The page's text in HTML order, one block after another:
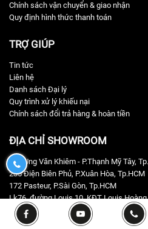
Chính sách vận chuyển & giao nhận
Quy định hình thức thanh toán
TRỢ GIÚP
Tin tức
Liên hệ
Danh sách Đại lý
Quy trình xử lý khiếu nại
Chính sách đổi trả hàng & hoàn tiền
ĐỊA CHỈ SHOWROOM
170 Ung Văn Khiêm - P.Thạnh Mỹ Tây,
235 Điện Biên Phủ, P.Xuân Hòa, Tp.HCM
172 Pasteur, P.Sài Gòn, Tp.HCM
Lk76, đường Louis 10, KĐT Louis
Hoàng Mai, Hà Nội (phố Tân Mai),
0932190170